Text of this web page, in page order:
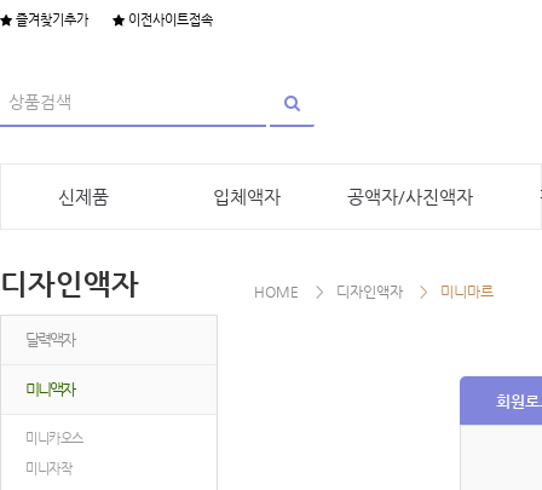
즐겨찾기추가 이전사이트접속
신제품 입체액자 공액자/사진액자
디자인액자
달력액자
미니액자
미니카오스
미니자작
HOME 디자인액자 미니마르
회원